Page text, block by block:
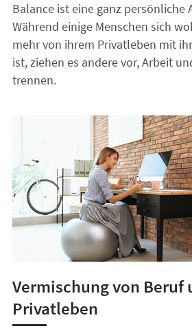
Balance ist eine ganz persönliche
Während einige Menschen sich
mehr von ihrem Privatleben mit
ist, ziehen es andere vor, Arbeit
trennen.
Vermischung von Beruf
Privatleben